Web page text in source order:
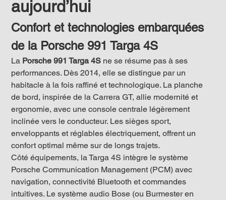
aujourd’hui
Confort et technologies embarquées
de la Porsche 991 Targa 4S
La Porsche 991 Targa 4S ne se résume pas à ses
performances. Dès 2014, elle se distingue par un
habitacle à la fois raffiné et technologique. La planche
de bord, inspirée de la Carrera GT, allie modernité et
ergonomie, avec une console centrale légèrement
inclinée vers le conducteur. Les sièges sport,
enveloppants et réglables électriquement, offrent un
confort optimal même sur de longs trajets.
Côté équipements, la Targa 4S intègre le système
Porsche Communication Management (PCM) avec
navigation, connectivité Bluetooth et commandes
intuitives. Le système audio Bose (ou Burmester en